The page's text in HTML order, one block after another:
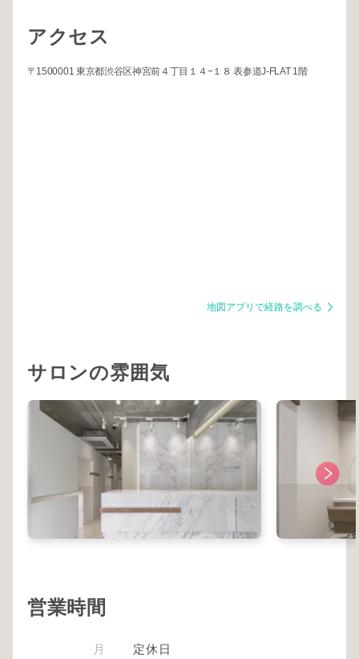
アクセス
〒1500001 東京都渋谷区神宮前４丁目１４−１８ 表参道J-FLAT 1階
地図アプリで経路を調べる
サロンの雰囲気
営業時間
月 定休日